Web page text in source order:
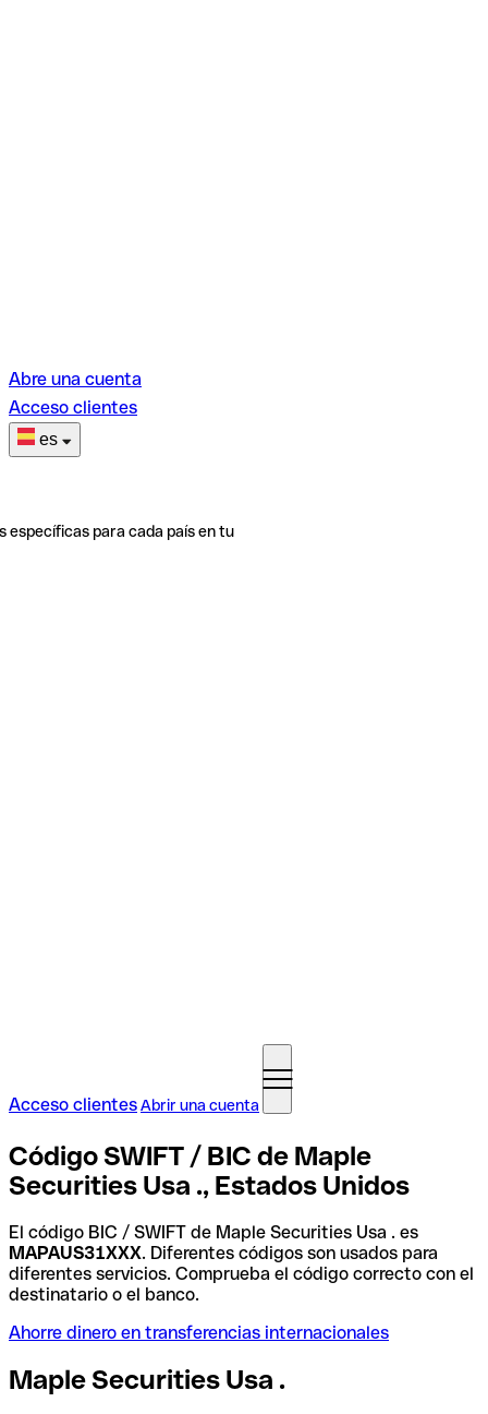
Abre una cuenta
Acceso clientes
es
específicas para cada país en tu
Acceso clientesAbrir una cuenta
Código SWIFT / BIC de Maple
Securities Usa ., Estados Unidos
El código BIC / SWIFT de Maple Securities Usa . es
MAPAUS31XXX. Diferentes códigos son usados para
diferentes servicios. Comprueba el código correcto con el
destinatario o el banco.
Ahorre dinero en transferencias internacionales
Maple Securities Usa .